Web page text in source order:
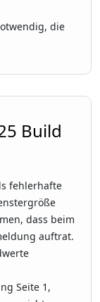
die
Build
fehlerhafte
dass beim
auftrat.
Seite 1,